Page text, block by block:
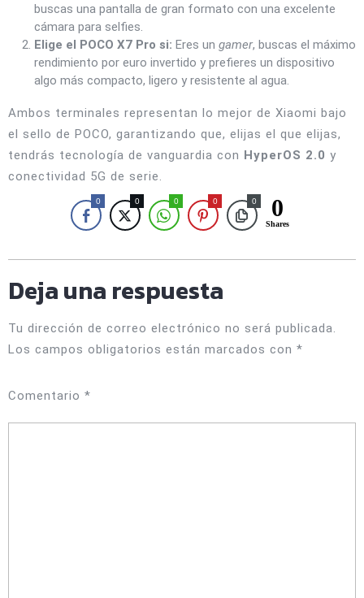
buscas una pantalla de gran formato con una excelente
cámara para selfies.
Elige el POCO X7 Pro si: Eres un gamer, buscas el máximo
rendimiento por euro invertido y prefieres un dispositivo
algo más compacto, ligero y resistente al agua.
Ambos terminales representan lo mejor de Xiaomi bajo
el sello de POCO, garantizando que, elijas el que elijas,
tendrás tecnología de vanguardia con HyperOS 2.0 y
conectividad 5G de serie.
0 0 0 0 0 0
Shares
Deja una respuesta
Tu dirección de correo electrónico no será publicada.
Los campos obligatorios están marcados con *
Comentario *